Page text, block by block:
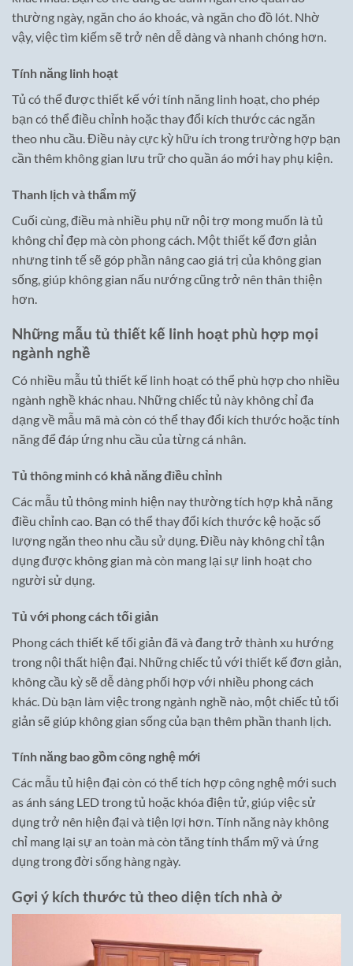
thường ngày, ngăn cho áo khoác, và ngăn cho đồ lót. Nhờ
vậy, việc tìm kiếm sẽ trở nên dễ dàng và nhanh chóng hơn.
Tính năng linh hoạt
Tủ có thể được thiết kế với tính năng linh hoạt, cho phép
bạn có thể điều chỉnh hoặc thay đổi kích thước các ngăn
theo nhu cầu. Điều này cực kỳ hữu ích trong trường hợp bạn
cần thêm không gian lưu trữ cho quần áo mới hay phụ kiện.
Thanh lịch và thẩm mỹ
Cuối cùng, điều mà nhiều phụ nữ nội trợ mong muốn là tủ
không chỉ đẹp mà còn phong cách. Một thiết kế đơn giản
nhưng tinh tế sẽ góp phần nâng cao giá trị của không gian
sống, giúp không gian nấu nướng cũng trở nên thân thiện
hơn.
Những mẫu tủ thiết kế linh hoạt phù hợp mọi
ngành nghề
Có nhiều mẫu tủ thiết kế linh hoạt có thể phù hợp cho nhiều
ngành nghề khác nhau. Những chiếc tủ này không chỉ đa
dạng về mẫu mã mà còn có thể thay đổi kích thước hoặc tính
năng để đáp ứng nhu cầu của từng cá nhân.
Tủ thông minh có khả năng điều chỉnh
Các mẫu tủ thông minh hiện nay thường tích hợp khả năng
điều chỉnh cao. Bạn có thể thay đổi kích thước kệ hoặc số
lượng ngăn theo nhu cầu sử dụng. Điều này không chỉ tận
dụng được không gian mà còn mang lại sự linh hoạt cho
người sử dụng.
Tủ với phong cách tối giản
Phong cách thiết kế tối giản đã và đang trở thành xu hướng
trong nội thất hiện đại. Những chiếc tủ với thiết kế đơn giản,
không cầu kỳ sẽ dễ dàng phối hợp với nhiều phong cách
khác. Dù bạn làm việc trong ngành nghề nào, một chiếc tủ tối
giản sẽ giúp không gian sống của bạn thêm phần thanh lịch.
Tính năng bao gồm công nghệ mới
Các mẫu tủ hiện đại còn có thể tích hợp công nghệ mới such
as ánh sáng LED trong tủ hoặc khóa điện tử, giúp việc sử
dụng trở nên hiện đại và tiện lợi hơn. Tính năng này không
chỉ mang lại sự an toàn mà còn tăng tính thẩm mỹ và ứng
dụng trong đời sống hàng ngày.
Gợi ý kích thước tủ theo diện tích nhà ở